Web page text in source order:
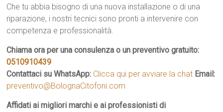
Che tu abbia bisogno di una nuova installazione o di una
riparazione, i nostri tecnici sono pronti a intervenire con
competenza e professionalità.
Chiama ora per una consulenza o un preventivo gratuito:
0510910439
Contattaci su WhatsApp: Clicca qui per avviare la chat Email:
preventivo@BolognaCitofoni.com
Affidati ai migliori marchi e ai professionisti di